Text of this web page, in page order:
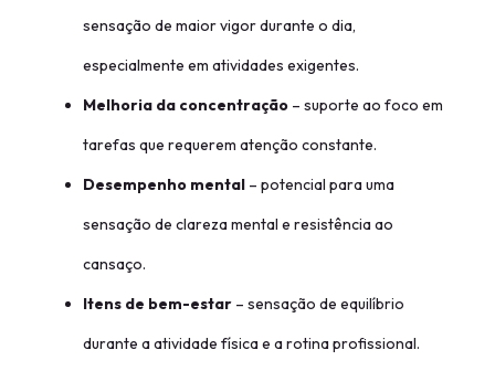
sensação de maior vigor durante o dia,
especialmente em atividades exigentes.
Melhoria da concentração – suporte ao foco em
tarefas que requerem atenção constante.
Desempenho mental – potencial para uma
sensação de clareza mental e resistência ao
cansaço.
Itens de bem-estar – sensação de equilíbrio
durante a atividade física e a rotina profissional.